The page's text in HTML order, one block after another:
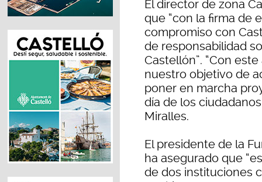
El director de zona
que “con la firma de
compromiso con
de responsabilidad
Castellón”. “Con
nuestro objetivo de
poner en marcha
día de los
Miralles.
El presidente de la
ha asegurado que
de dos instituciones